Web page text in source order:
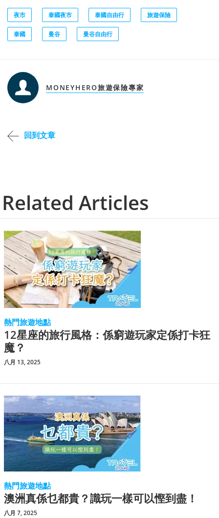
夜市 泰國夜市 泰國自由行 旅遊保險
泰國 曼谷 曼谷自由行
MONEYHERO旅遊保險專家
回到文章
Related Articles
熱門旅遊地點
12星座的旅行風格：係窮遊玩家定係打卡狂
魔？
八月 13, 2025
熱門旅遊地點
澳洲真係乜都貴？識玩一樣可以慳到盡！
八月 7, 2025